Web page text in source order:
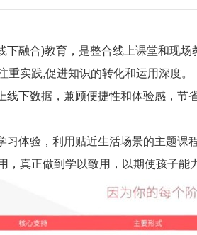
下融合)教育，是整合线上课堂和现
实践,促进知识的转化和运用深度。
下数据，兼顾便捷性和体验感，节
体验，利用贴近生活场景的主题课
真正做到学以致用，以期使孩子能